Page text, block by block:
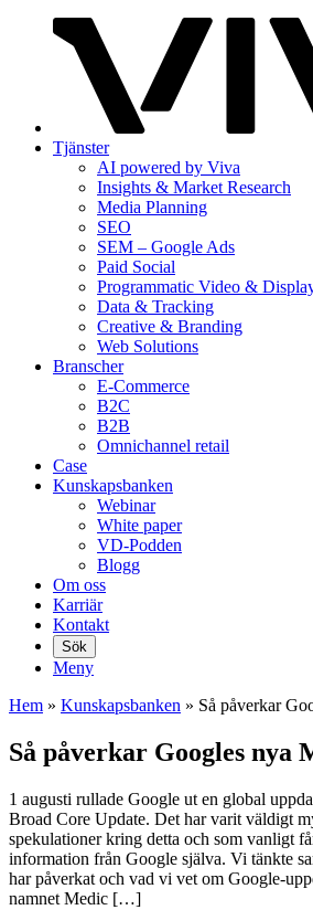
Tjänster
AI powered by Viva
Insights & Market Research
Media Planning
SEO
SEM – Google Ads
Paid Social
Programmatic Video &
Data & Tracking
Creative & Branding
Web Solutions
Branscher
E-Commerce
B2C
B2B
Omnichannel retail
Case
Kunskaps­banken
Webinar
White paper
VD-Podden
Blogg
Om oss
Karriär
Kontakt
Sök
Meny
Hem » Kunskaps­banken » Så påverkar
Så påverkar Googles nya
1 augusti rullade Google ut en global
Broad Core Update. Det har varit väldigt
spekulationer kring detta och som vanligt
information från Google själva. Vi tänkte
har påverkat och vad vi vet om Google-
namnet Medic […]